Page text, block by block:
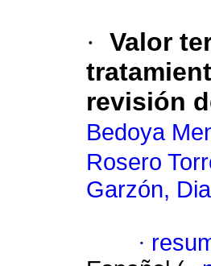
· Valor
revisión
Bedoya
Rosero
Garzón,
·